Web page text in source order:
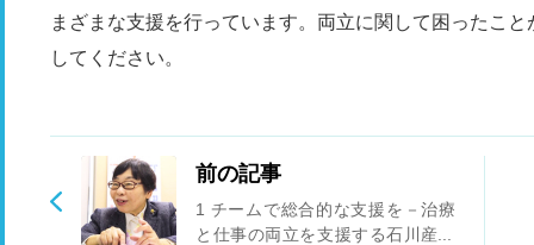
まざまな支援を行っています。両立に関して困ったこ
してください。
前の記事
1 チームで総合的な支援を－治療
と仕事の両立を支援する石川産業